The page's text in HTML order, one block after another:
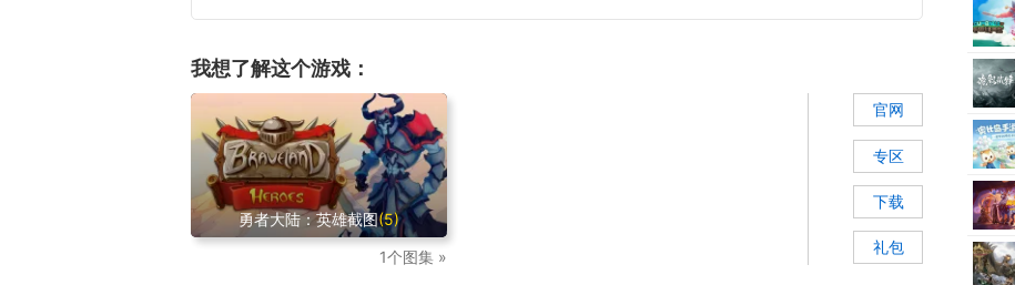
我想了解这个游戏：
勇者大陆：英雄截图(5)
1个图集 »
官网
专区
下载
礼包